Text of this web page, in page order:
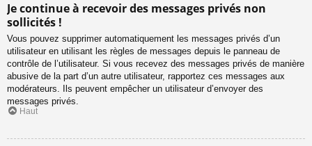
Je continue à recevoir des messages privés non
sollicités !
Vous pouvez supprimer automatiquement les messages privés d’un
utilisateur en utilisant les règles de messages depuis le panneau de
contrôle de l’utilisateur. Si vous recevez des messages privés de manière
abusive de la part d’un autre utilisateur, rapportez ces messages aux
modérateurs. Ils peuvent empêcher un utilisateur d’envoyer des
messages privés.
Haut